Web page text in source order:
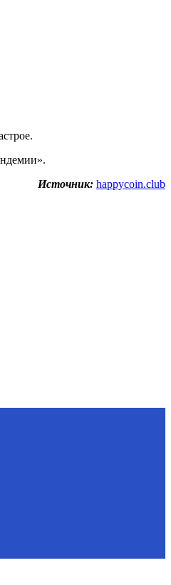
Источник: happycoin.club